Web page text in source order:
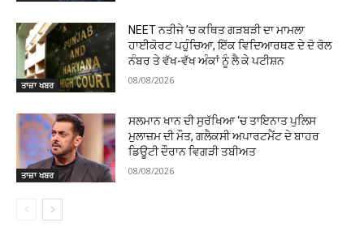
ਤਾਜ਼ਾ ਖਬਰ
NEET ਨਤੀਜੇ ’ਚ ਕਥਿਤ ਗੜਬੜੀ ਦਾ ਮਾਮਲਾ
ਹਾਈਕੋਰਟ ਪਹੁੰਚਿਆ, ਇੱਕ ਵਿਦਿਆਰਥਣ ਦੇ ਦੋ ਰੋਲ
ਨੰਬਰ ਤੇ ਵੱਖ-ਵੱਖ ਅੰਕਾਂ ਨੂੰ ਲੈ ਕੇ ਪਟੀਸ਼ਨ
08/08/2026
ਤਾਜ਼ਾ ਖਬਰ
ਸਲਮਾਨ ਖਾਨ ਦੀ ਸੁਰੱਖਿਆ ‘ਚ ਤਾਇਨਾਤ ਪੁਲਿਸ
ਮੁਲਾਜ਼ਮ ਦੀ ਮੌਤ, ਗਲੈਕਸੀ ਅਪਾਰਟਮੈਂਟ ਦੇ ਬਾਹਰ
ਡਿਊਟੀ ਦੌਰਾਨ ਵਿਗੜੀ ਤਬੀਅਤ
08/08/2026